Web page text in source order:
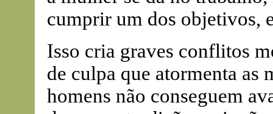
cumprir um dos objetivos,
Isso cria graves conflitos
de culpa que atormenta as
homens não conseguem